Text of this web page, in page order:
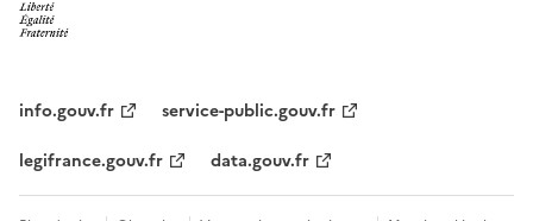
info.gouv.fr
service-public.gouv.fr
legifrance.gouv.fr
data.gouv.fr